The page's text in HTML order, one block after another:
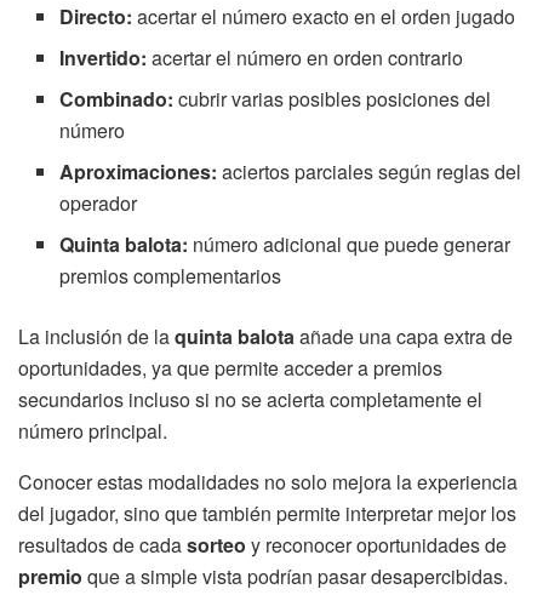
Directo: acertar el número exacto en el orden jugado
Invertido: acertar el número en orden contrario
Combinado: cubrir varias posibles posiciones del
número
Aproximaciones: aciertos parciales según reglas del
operador
Quinta balota: número adicional que puede generar
premios complementarios
La inclusión de laquinta balota añade una capa extra de
oportunidades, ya que permite acceder a premios
secundarios incluso si no se acierta completamente el
número principal.
Conocer estas modalidades no solo mejora la experiencia
del jugador, sino que también permite interpretar mejor los
resultados de cadasorteo y reconocer oportunidades de
premio que a simple vista podrían pasar desapercibidas.